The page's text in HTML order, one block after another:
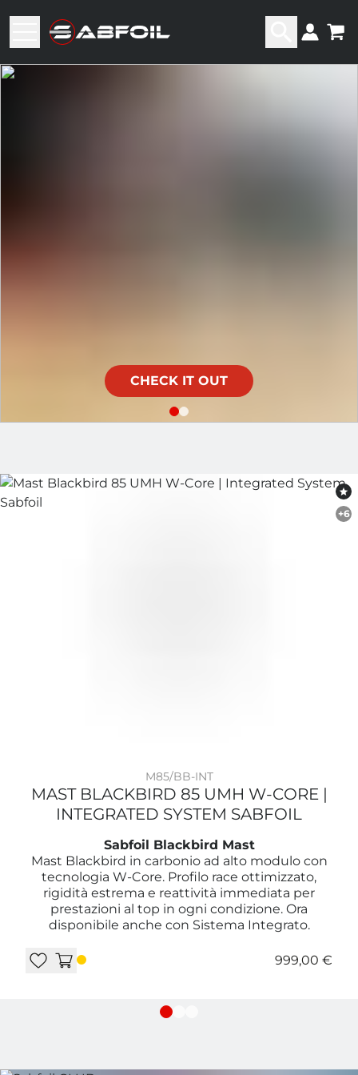
CHECK IT OUT
Sabfoil
+6
M85/BB-INT
MAST BLACKBIRD 85 UMH W-CORE |
INTEGRATED SYSTEM SABFOIL
Sabfoil Blackbird Mast
Mast Blackbird in carbonio ad alto modulo con
tecnologia W-Core. Profilo race ottimizzato,
rigidità estrema e reattività immediata per
prestazioni al top in ogni condizione. Ora
disponibile anche con Sistema Integrato.
999,00 €